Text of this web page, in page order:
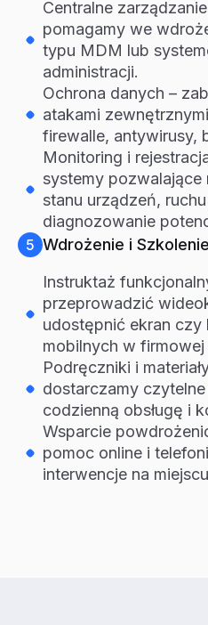
Centralne
pomagamy we
typu MDM lub
administracji.
Ochrona danych –
atakami
firewalle, antywirusy,
Monitoring i
systemy pozwalające
stanu urządzeń,
diagnozowanie
5 Wdrożenie i
Instruktaż
przeprowadzić
udostępnić ekran
mobilnych w firmowej
Podręczniki i
dostarczamy
codzienną obsługę i
Wsparcie
pomoc online i
interwencje na